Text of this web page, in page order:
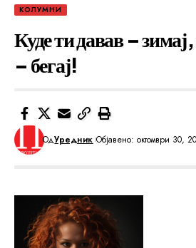
КОЛУМНИ
Куде ти давав –
– бегај!
ОдУредник Објавено: октомври 30,